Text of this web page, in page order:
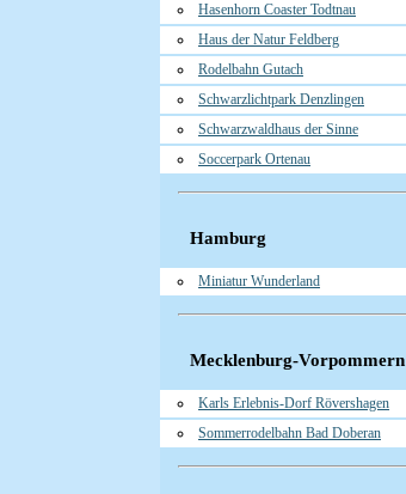
Hasenhorn Coaster Todtnau
Haus der Natur Feldberg
Rodelbahn Gutach
Schwarzlichtpark Denzlingen
Schwarzwaldhaus der Sinne
Soccerpark Ortenau
Hamburg
Miniatur Wunderland
Mecklenburg-Vorpommern
Karls Erlebnis-Dorf Rövershagen
Sommerrodelbahn Bad Doberan